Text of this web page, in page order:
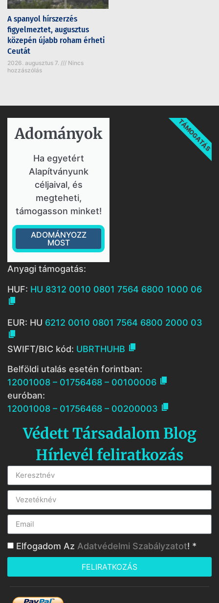
A spanyol hírszerzés
figyelmeztet, augusztus
közepén újabb roham érheti
Ceutát
2026. augusztus 7.
Nincs
hozzászólás
Adományok​
Ha egyetért
Alapítványunk
céljaival, és
megteheti,
támogasson minket!
ADOMÁNYOZZ
MOST
TÁMOGATÁS
Anyagi támogatás:
HUF: HU 8312 0010 0801 7564 6800 1000 06

EUR: HU 6212 0010 0801 7564 6800 2000 03

SWIFT/BIC kód: UBRTHUHB 
Belföldi utalás esetén forintban:
12001008 – 01756468 – 00100006 
euróban:
12001008 – 01756468 – 00200003 
Védett Társadalom Blog
Hírlevél feliratkozás
Elfogadom Az Adatvédelmi Szabályzatot! *
FELIRATKOZÁS